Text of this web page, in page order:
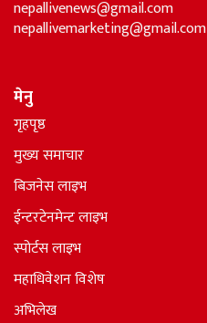
nepallivenews@gmail.com
nepallivemarketing@gmail.com
मेनु
गृहपृष्ठ
मुख्य समाचार
बिजनेस लाइभ
ईन्टरटेनमेन्ट लाइभ
स्पोर्टस लाइभ
महाधिवेशन विशेष
अभिलेख